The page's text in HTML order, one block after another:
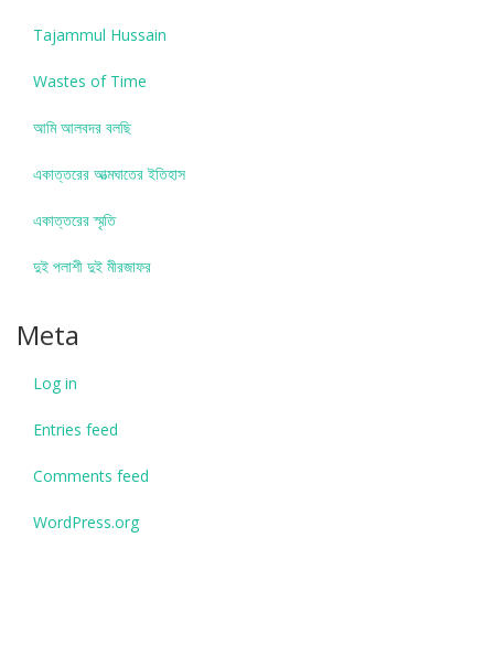
Tajammul Hussain
Wastes of Time
আমি আলবদর বলছি
একাত্তরের আত্মঘাতের ইতিহাস
একাত্তরের স্মৃতি
দুই পলাশী দুই মীরজাফর
Meta
Log in
Entries feed
Comments feed
WordPress.org